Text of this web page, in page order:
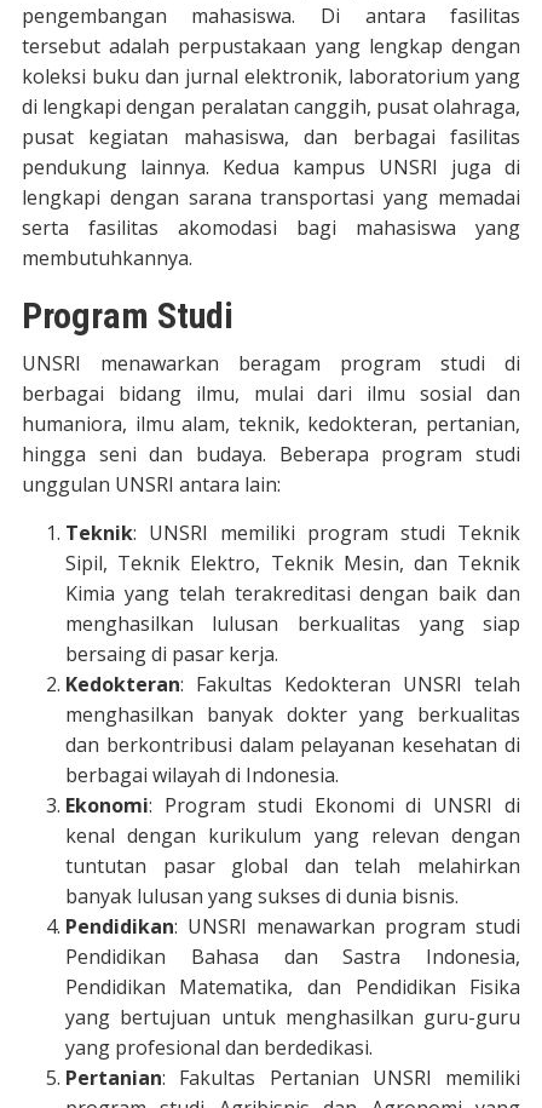
pengembangan mahasiswa. Di antara fasilitas
tersebut adalah perpustakaan yang lengkap dengan
koleksi buku dan jurnal elektronik, laboratorium yang
di lengkapi dengan peralatan canggih, pusat olahraga,
pusat kegiatan mahasiswa, dan berbagai fasilitas
pendukung lainnya. Kedua kampus UNSRI juga di
lengkapi dengan sarana transportasi yang memadai
serta fasilitas akomodasi bagi mahasiswa yang
membutuhkannya.
Program Studi
UNSRI menawarkan beragam program studi di
berbagai bidang ilmu, mulai dari ilmu sosial dan
humaniora, ilmu alam, teknik, kedokteran, pertanian,
hingga seni dan budaya. Beberapa program studi
unggulan UNSRI antara lain:
Teknik: UNSRI memiliki program studi Teknik
Sipil, Teknik Elektro, Teknik Mesin, dan Teknik
Kimia yang telah terakreditasi dengan baik dan
menghasilkan lulusan berkualitas yang siap
bersaing di pasar kerja.
Kedokteran: Fakultas Kedokteran UNSRI telah
menghasilkan banyak dokter yang berkualitas
dan berkontribusi dalam pelayanan kesehatan di
berbagai wilayah di Indonesia.
Ekonomi: Program studi Ekonomi di UNSRI di
kenal dengan kurikulum yang relevan dengan
tuntutan pasar global dan telah melahirkan
banyak lulusan yang sukses di dunia bisnis.
Pendidikan: UNSRI menawarkan program studi
Pendidikan Bahasa dan Sastra Indonesia,
Pendidikan Matematika, dan Pendidikan Fisika
yang bertujuan untuk menghasilkan guru-guru
yang profesional dan berdedikasi.
Pertanian: Fakultas Pertanian UNSRI memiliki